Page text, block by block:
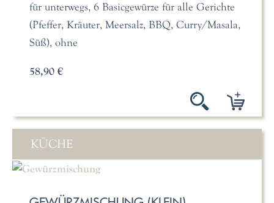
für unterwegs, 6 Basicgewürze für alle Gerichte
(Pfeffer, Kräuter, Meersalz, BBQ, Curry/Masala,
Süß), ohne
58,90 €
KÜCHE